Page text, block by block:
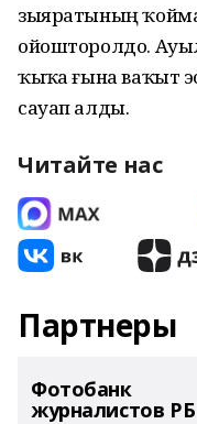
зыяратының
ойошторолдо.
ҡыҫҡа ғына ваҡыт
сауап алды.
Читайте нас
Партнеры
Фотобанк
журналистов РБ